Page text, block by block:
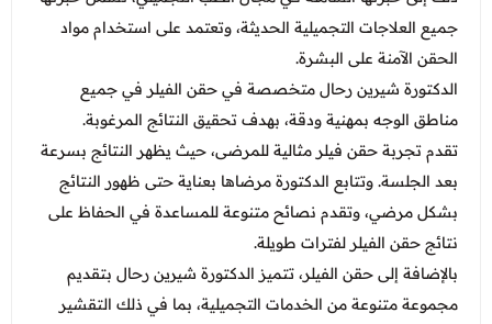
جميع العلاجات التجميلية الحديثة، وتعتمد على استخدام مواد
الحقن الآمنة على البشرة.
الدكتورة شيرين رحال متخصصة في حقن الفيلر في جميع
مناطق الوجه بمهنية ودقة، بهدف تحقيق النتائج المرغوبة.
تقدم تجربة حقن فيلر مثالية للمرضى، حيث يظهر النتائج بسرعة
بعد الجلسة. وتتابع الدكتورة مرضاها بعناية حتى ظهور النتائج
بشكل مرضي، وتقدم نصائح متنوعة للمساعدة في الحفاظ على
نتائج حقن الفيلر لفترات طويلة.
بالإضافة إلى حقن الفيلر، تتميز الدكتورة شيرين رحال بتقديم
مجموعة متنوعة من الخدمات التجميلية، بما في ذلك التقشير